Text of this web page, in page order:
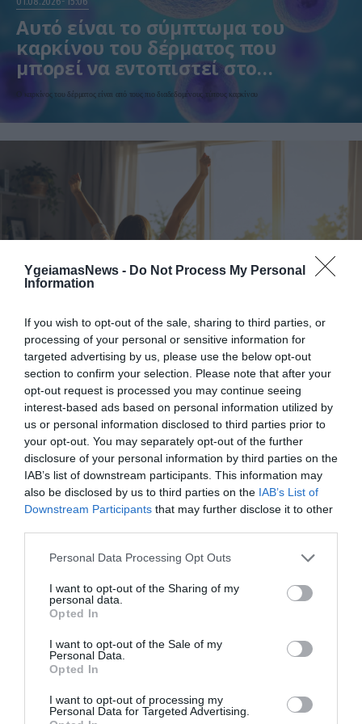
YgeiamasNews - Do Not Process My Personal
Information
If you wish to opt-out of the sale, sharing to third parties, or
processing of your personal or sensitive information for
targeted advertising by us, please use the below opt-out
section to confirm your selection. Please note that after your
opt-out request is processed you may continue seeing
interest-based ads based on personal information utilized by
us or personal information disclosed to third parties prior to
your opt-out. You may separately opt-out of the further
disclosure of your personal information by third parties on the
IAB’s list of downstream participants. This information may
also be disclosed by us to third parties on the IAB’s List of
Downstream Participants that may further disclose it to other
Please note that this website/app uses one or more Google
not limited to your visit or usage behaviour. You may click to
grant or deny consent to Google and its third-party tags to
use your data for below specified purposes in below Google
consent section.
Personal Data Processing Opt Outs
I want to opt-out of the Sharing of my
personal data.
Opted In
I want to opt-out of the Sale of my
Personal Data.
Opted In
I want to opt-out of processing my
Personal Data for Targeted Advertising.
Αυτό είναι το σύμπτωμα του
καρκίνου του δέρματος που
μπορεί να εντοπιστεί στο
κομμωτήριο! – Τι δείχνει νέα
έρευνα
Ο καρκίνος του δέρματος είναι από τους πιο διαδεδομένους τύπους καρκίνου
Ξυπνάτε και σέρνεστε από την κούραση;
8+1 απλές κινήσεις για περισσότερη
ενέργεια από το πρωί
31.07.2026 15:11
Το σημάδι στο πόδι που μπορεί να κρύβει
θρόμβωση